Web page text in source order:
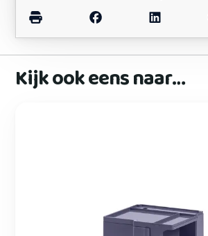
Kijk ook eens naar…